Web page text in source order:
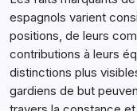
espagnols varient
positions, de leurs
contributions à leurs
distinctions plus
gardiens de but